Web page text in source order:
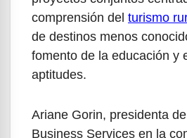
comprensión del turismo
de destinos menos
fomento de la educación y
aptitudes.
Ariane Gorin, presidenta
Business Services en la